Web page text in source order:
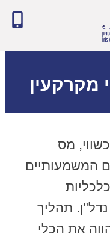
מקרקעין
מס
המשמעותיים
תהליך
את הכלי